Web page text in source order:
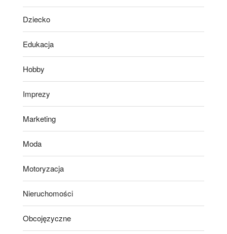
Dziecko
Edukacja
Hobby
Imprezy
Marketing
Moda
Motoryzacja
Nieruchomości
Obcojęzyczne